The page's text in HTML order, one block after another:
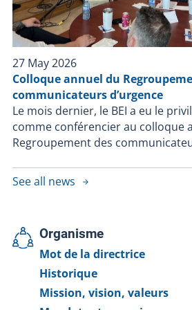
publique et édictant la Loi
des personnes disparues, l’article
directrice du BEI, sauf si la
les policiers pourrait être
mettre fin à une enquête si elle
l’intervention policière n’a pas
la blessure grave.
27 May 2026
Colloque annuel du
communicateurs d’urgence
Le mois dernier, le BEI a eu le
comme conférencier au colloque
Regroupement des
See all news
Organisme
Mot de la directrice
Historique
Mission, vision, valeurs